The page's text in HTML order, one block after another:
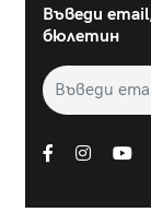
Въведи
бюлетин